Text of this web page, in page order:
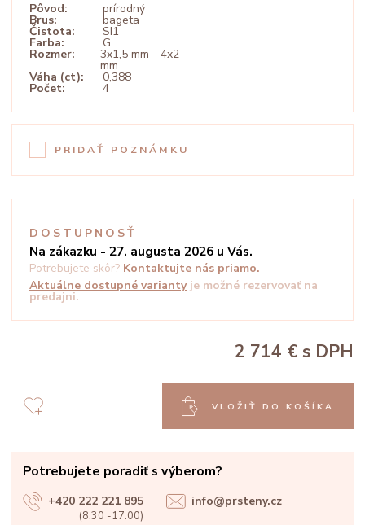
Pôvod:
prírodný
Brus: bageta
Čistota: SI1
Farba: G
Rozmer: 3x1,5 mm - 4x2
mm
Váha (ct): 0,388
Počet: 4
PRIDAŤ POZNÁMKU
DOSTUPNOSŤ
Na zákazku - 27. augusta 2026 u Vás.
Potrebujete skôr? Kontaktujte nás priamo.
Aktuálne dostupné varianty je možné rezervovať na
predajni.
2 714 € s DPH
VLOŽIŤ DO KOŠÍKA
Potrebujete poradiť s výberom?
+420 222 221 895
(8:30 -17:00)
info@prsteny.cz